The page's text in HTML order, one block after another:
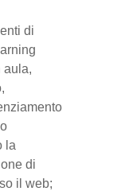
di
aula,
la
di
il web;